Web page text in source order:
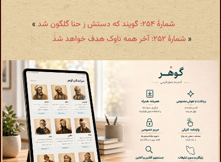
شمارهٔ ۲۵۴: گویند که دستش ز حنا گلگون شد
»
« شمارهٔ ۲۵۲: آخر همه ناوک هدف خواهد شد